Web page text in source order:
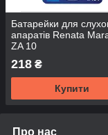
Батарейки для
апаратів Renata
ZA 10
218 ₴
Купити
Про нас